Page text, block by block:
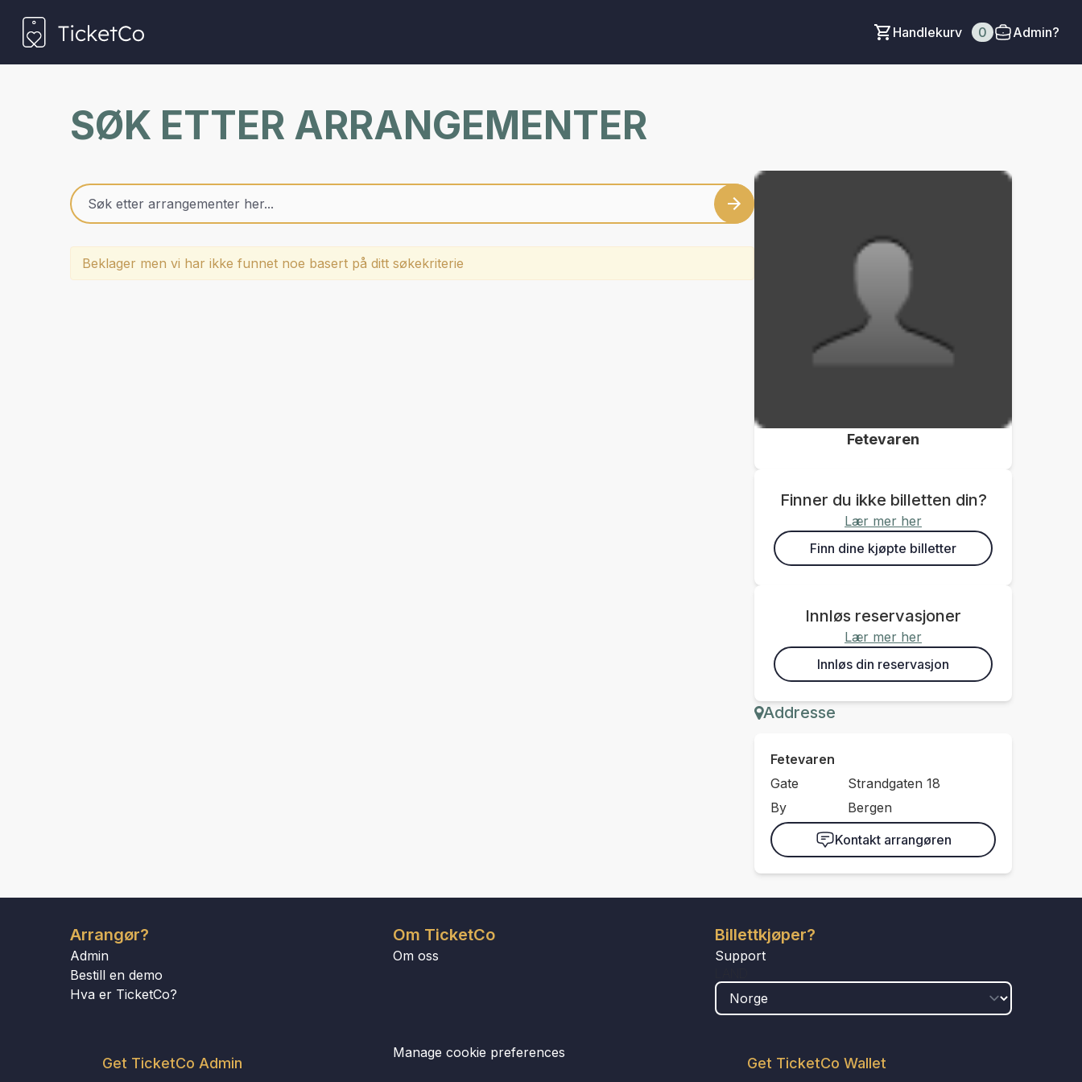
Handlekurv 0 Admin?
SØK ETTER ARRANGEMENTER
Beklager men vi har ikke funnet noe basert på ditt søkekriterie
Fetevaren
Finner du ikke billetten din?
Lær mer her
Finn dine kjøpte billetter
Innløs reservasjoner
Lær mer her
Innløs din reservasjon
Addresse
Fetevaren
Gate
Strandgaten 18
By
Bergen
Kontakt arrangøren
Arrangør?
Admin
Bestill en demo
Hva er TicketCo?
Get TicketCo Admin
Om TicketCo
Om oss
Manage cookie preferences
Billettkjøper?
Support
Get TicketCo Wallet